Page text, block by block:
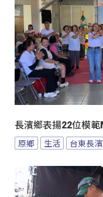
長濱鄉表揚22位模
原鄉 生活 台東長濱